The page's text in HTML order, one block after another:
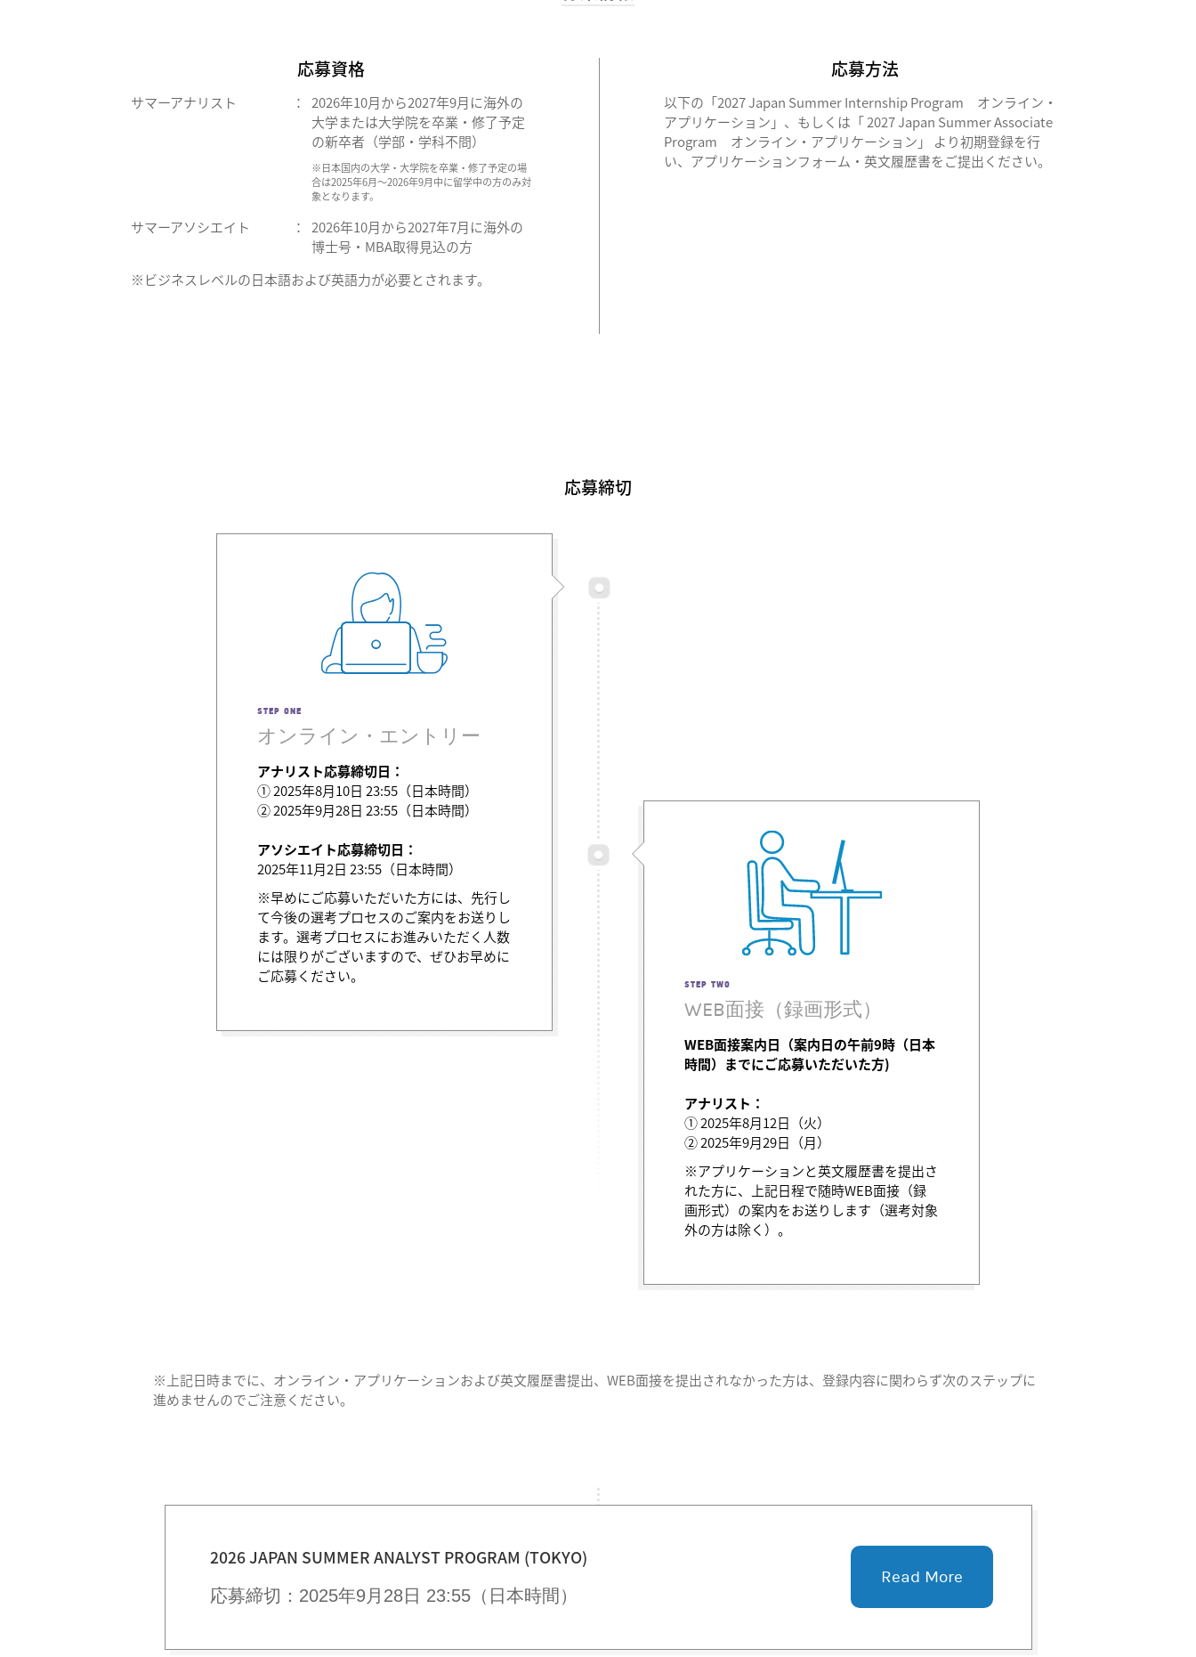
応募資格
サマーアナリスト ： 2026年10月から2027年9月に海外の
大学または大学院を卒業・修了予定
の新卒者（学部・学科不問）
※日本国内の大学・大学院を卒業・修了予定の場
合は2025年6月～2026年9月中に留学中の方のみ対
象となります。
サマーアソシエイト ： 2026年10月から2027年7月に海外の
博士号・MBA取得見込の方
※ビジネスレベルの日本語および英語力が必要とされます。
応募方法
以下の「2027 Japan Summer Internship Program オンライン・
アプリケーション」、もしくは「 2027 Japan Summer Associate
Program オンライン・アプリケーション」 より初期登録を行
い、アプリケーションフォーム・英文履歴書をご提出ください。
応募締切
STEP ONE
オンライン・エントリー
アナリスト応募締切日：
① 2025年8月10日 23:55（日本時間）
② 2025年9月28日 23:55（日本時間）
アソシエイト応募締切日：
2025年11月2日 23:55（日本時間）
※早めにご応募いただいた方には、先行し
て今後の選考プロセスのご案内をお送りし
ます。選考プロセスにお進みいただく人数
には限りがございますので、ぜひお早めに
ご応募ください。
STEP TWO
WEB面接（録画形式）
WEB面接案内日（案内日の午前9時（日本
時間）までにご応募いただいた方)
アナリスト：
① 2025年8月12日（火）
② 2025年9月29日（月）
※アプリケーションと英文履歴書を提出さ
れた方に、上記日程で随時WEB面接（録
画形式）の案内をお送りします（選考対象
外の方は除く）。
※上記日時までに、オンライン・アプリケーションおよび英文履歴書提出、WEB面接を提出されなかった方は、登録内容に関わらず次のステップに
進めませんのでご注意ください。
2026 JAPAN SUMMER ANALYST PROGRAM (TOKYO)
応募締切：2025年9月28日 23:55（日本時間）
Read More